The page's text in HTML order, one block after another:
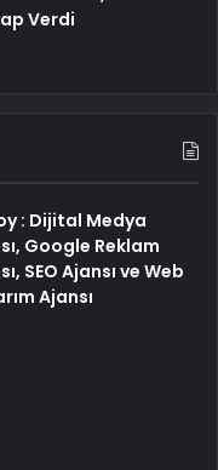
Verdi
: Dijital Medya
Google Reklam
SEO Ajansı ve Web
Ajansı